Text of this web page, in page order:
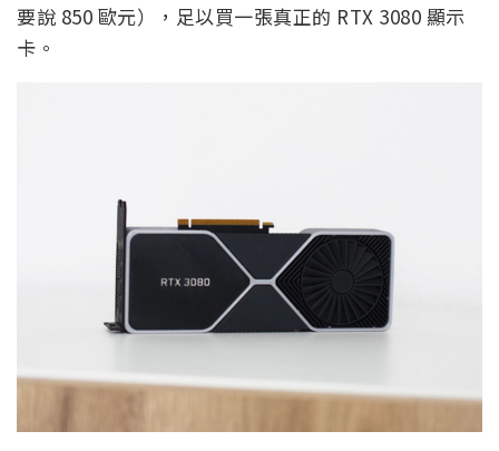
要說 850 歐元），足以買一張真正的 RTX 3080 顯示
卡。